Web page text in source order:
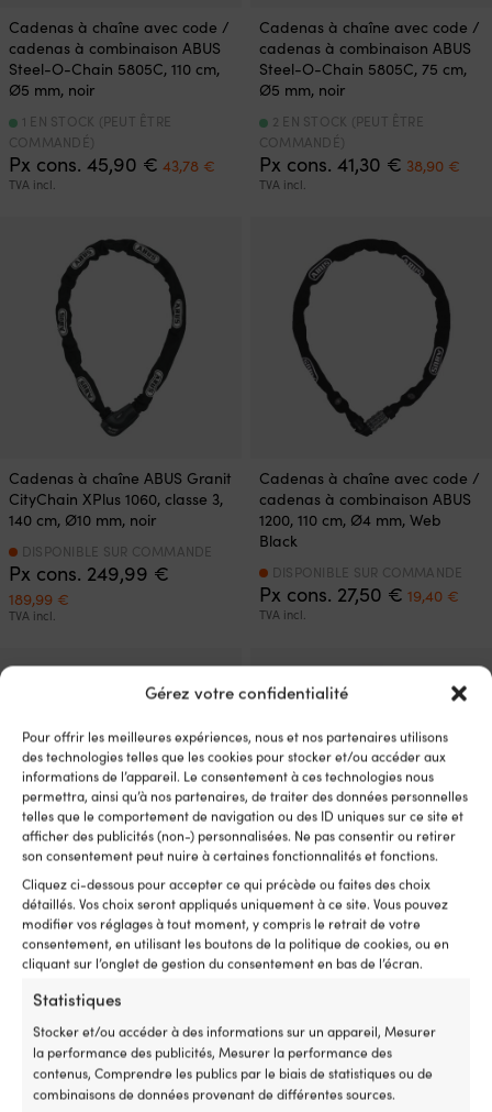
Gérez votre confidentialité
Pour offrir les meilleures expériences, nous et nos partenaires utilisons
des technologies telles que les cookies pour stocker et/ou accéder aux
informations de l’appareil. Le consentement à ces technologies nous
permettra, ainsi qu’à nos partenaires, de traiter des données personnelles
telles que le comportement de navigation ou des ID uniques sur ce site et
afficher des publicités (non-) personnalisées. Ne pas consentir ou retirer
son consentement peut nuire à certaines fonctionnalités et fonctions.
Cliquez ci-dessous pour accepter ce qui précède ou faites des choix
détaillés. Vos choix seront appliqués uniquement à ce site. Vous pouvez
modifier vos réglages à tout moment, y compris le retrait de votre
consentement, en utilisant les boutons de la politique de cookies, ou en
cliquant sur l’onglet de gestion du consentement en bas de l’écran.
Statistiques
Stocker et/ou accéder à des informations sur un appareil, Mesurer
la performance des publicités, Mesurer la performance des
contenus, Comprendre les publics par le biais de statistiques ou de
combinaisons de données provenant de différentes sources.
Cadenas à chaîne avec code /
cadenas à combinaison ABUS
Steel-O-Chain 5805C, 110 cm,
Ø5 mm, noir
Px cons. 45,90 € Le
prix
43,78 €
TVA incl.
1 EN STOCK (PEUT ÊTRE
COMMANDÉ)
Cadenas à chaîne avec code /
cadenas à combinaison ABUS
Steel-O-Chain 5805C, 75 cm,
Ø5 mm, noir
Px cons. 41,30 € Le
prix
41,30 €.
38,90 €Le
TVA incl.
2 EN STOCK (PEUT ÊTRE
COMMANDÉ)
Cadenas à chaîne ABUS Granit
CityChain XPlus 1060, classe 3,
140 cm, Ø10 mm, noir
Px cons. 249,99 €
Le
prix
189,99 €
TVA incl.
DISPONIBLE SUR COMMANDE
Cadenas à chaîne avec code /
cadenas à combinaison ABUS
1200, 110 cm, Ø4 mm, Web
Black
Px cons. 27,50 € Le
prix
27,50 €.
19,40 €Le
TVA incl.
DISPONIBLE SUR COMMANDE
Cadenas à chaîne avec code /
cadenas à combinaison ABUS
8808C, 110 cm, Ø8 mm, noir
Px cons.119,99€ Le
prix
initial
était :
119,99 €.
99,99€Le
prix
actuel
est :
99,99 €.
TVA incl.
COMMANDÉ)
Cadenas à chaîne ABUS 8900,
85 cm, Ø8 mm, rouge
était :
99,99 €.
2 EN STOCK